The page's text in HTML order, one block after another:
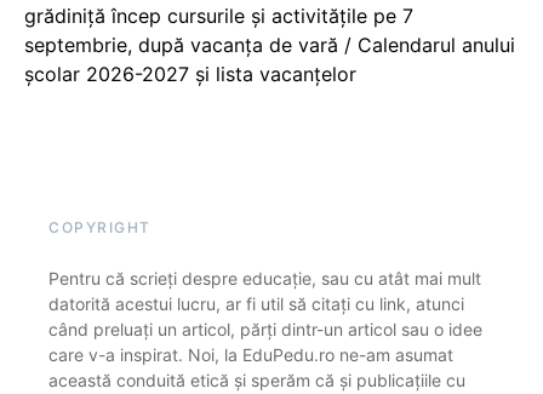
grădiniță încep cursurile și activitățile pe 7
septembrie, după vacanța de vară / Calendarul anului
școlar 2026-2027 și lista vacanțelor
COPYRIGHT
Pentru că scrieți despre educație, sau cu atât mai mult
datorită acestui lucru, ar fi util să citați cu link, atunci
când preluați un articol, părți dintr-un articol sau o idee
care v-a inspirat. Noi, la EduPedu.ro ne-am asumat
această conduită etică și sperăm că și publicațiile cu